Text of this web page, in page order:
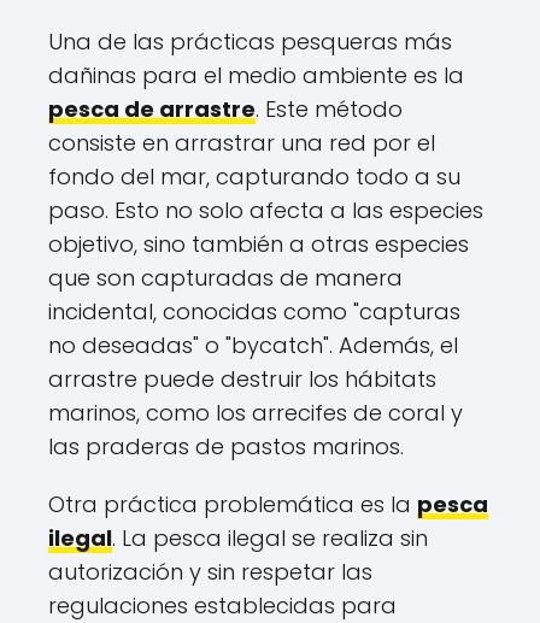
Una de las prácticas pesqueras más
dañinas para el medio ambiente es la
pesca de arrastre. Este método
consiste en arrastrar una red por el
fondo del mar, capturando todo a su
paso. Esto no solo afecta a las especies
objetivo, sino también a otras especies
que son capturadas de manera
incidental, conocidas como "capturas
no deseadas" o "bycatch". Además, el
arrastre puede destruir los hábitats
marinos, como los arrecifes de coral y
las praderas de pastos marinos.
Otra práctica problemática es la pesca
ilegal. La pesca ilegal se realiza sin
autorización y sin respetar las
regulaciones establecidas para